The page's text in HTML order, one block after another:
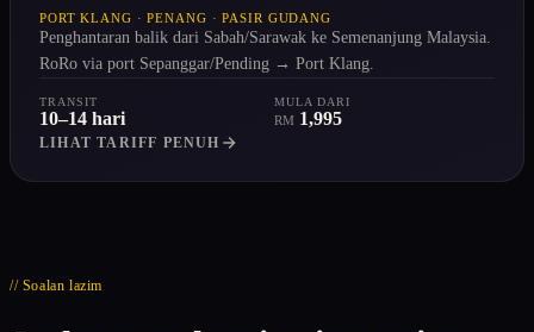
PORT KLANG · PENANG · PASIR GUDANG
Penghantaran balik dari Sabah/Sarawak ke Semenanjung Malaysia.
RoRo via port Sepanggar/Pending → Port Klang.
TRANSIT
10–14 hari
MULA DARI
RM 1,995
LIHAT TARIFF PENUH
// Soalan lazim